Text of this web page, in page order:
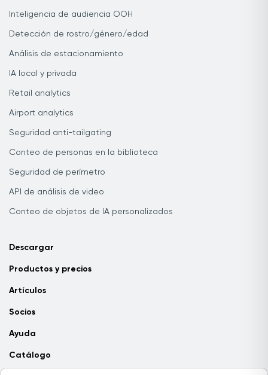
Inteligencia de audiencia OOH
Detección de rostro/género/edad
Análisis de estacionamiento
IA local y privada
Retail analytics
Airport analytics
Seguridad anti-tailgating
Conteo de personas en la biblioteca
Seguridad de perímetro
API de análisis de video
Conteo de objetos de IA personalizados
Descargar
Productos y precios
Artículos
Socios
Ayuda
Catálogo